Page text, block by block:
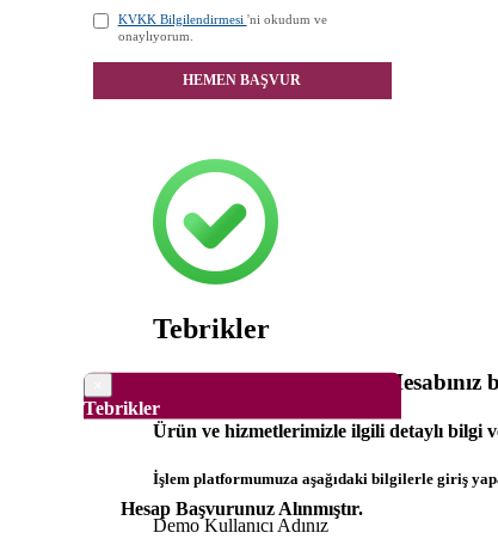
KVKK Bilgilendirmesi 'ni okudum ve
onaylıyorum.
HEMEN BAŞVUR
Tebrikler
Hesap Başvurunuz Alınmıştır.
Tebrikler
Dünya Borsaları Demo
Ürün ve hizmetlerimizle ilgili detaylı bilgi
İşlem platformumuza aşağıdaki bilgilerle giriş
Demo Kullanıcı Adınız